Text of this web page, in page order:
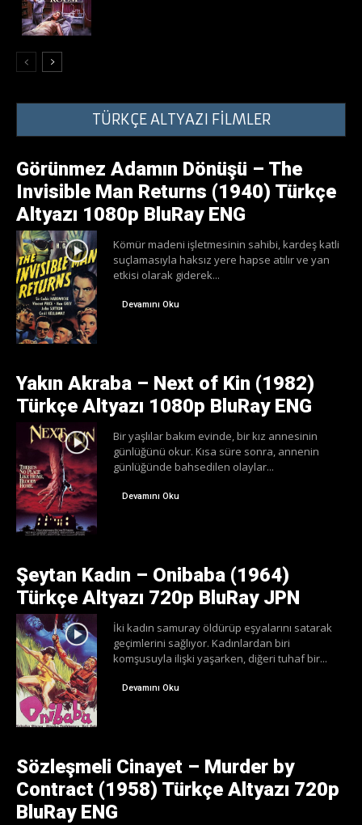
TÜRKÇE ALTYAZI FİLMLER
Görünmez Adamın Dönüşü – The
Invisible Man Returns (1940) Türkçe
Altyazı 1080p BluRay ENG
Kömür madeni işletmesinin sahibi, kardeş katli
suçlamasıyla haksız yere hapse atılır ve yan
etkisi olarak giderek...
Devamını Oku
Yakın Akraba – Next of Kin (1982)
Türkçe Altyazı 1080p BluRay ENG
Bir yaşlılar bakım evinde, bir kız annesinin
günlüğünü okur. Kısa süre sonra, annenin
günlüğünde bahsedilen olaylar...
Devamını Oku
Şeytan Kadın – Onibaba (1964)
Türkçe Altyazı 720p BluRay JPN
İki kadın samuray öldürüp eşyalarını satarak
geçimlerini sağlıyor. Kadınlardan biri
komşusuyla ilişki yaşarken, diğeri tuhaf bir...
Devamını Oku
Sözleşmeli Cinayet – Murder by
Contract (1958) Türkçe Altyazı 720p
BluRay ENG